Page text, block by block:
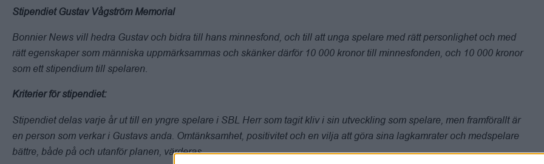
Stipendiet Gustav Vågström Memorial
Bonnier News vill hedra Gustav och bidra till hans minnesfond, och till att unga spelare med rätt personlighet och med
rätt egenskaper som människa uppmärksammas och skänker därför 10 000 kronor till minnesfonden, och 10 000 kronor
som ett stipendium till spelaren.
Kriterier för stipendiet:
Stipendiet delas varje år ut till en yngre spelare i SBL Herr som tagit kliv i sin utveckling som spelare, men framförallt är
en person som verkar i Gustavs anda. Omtänksamhet, positivitet och en vilja att göra sina lagkamrater och medspelare
bättre, både på och utanför planen, värderas.